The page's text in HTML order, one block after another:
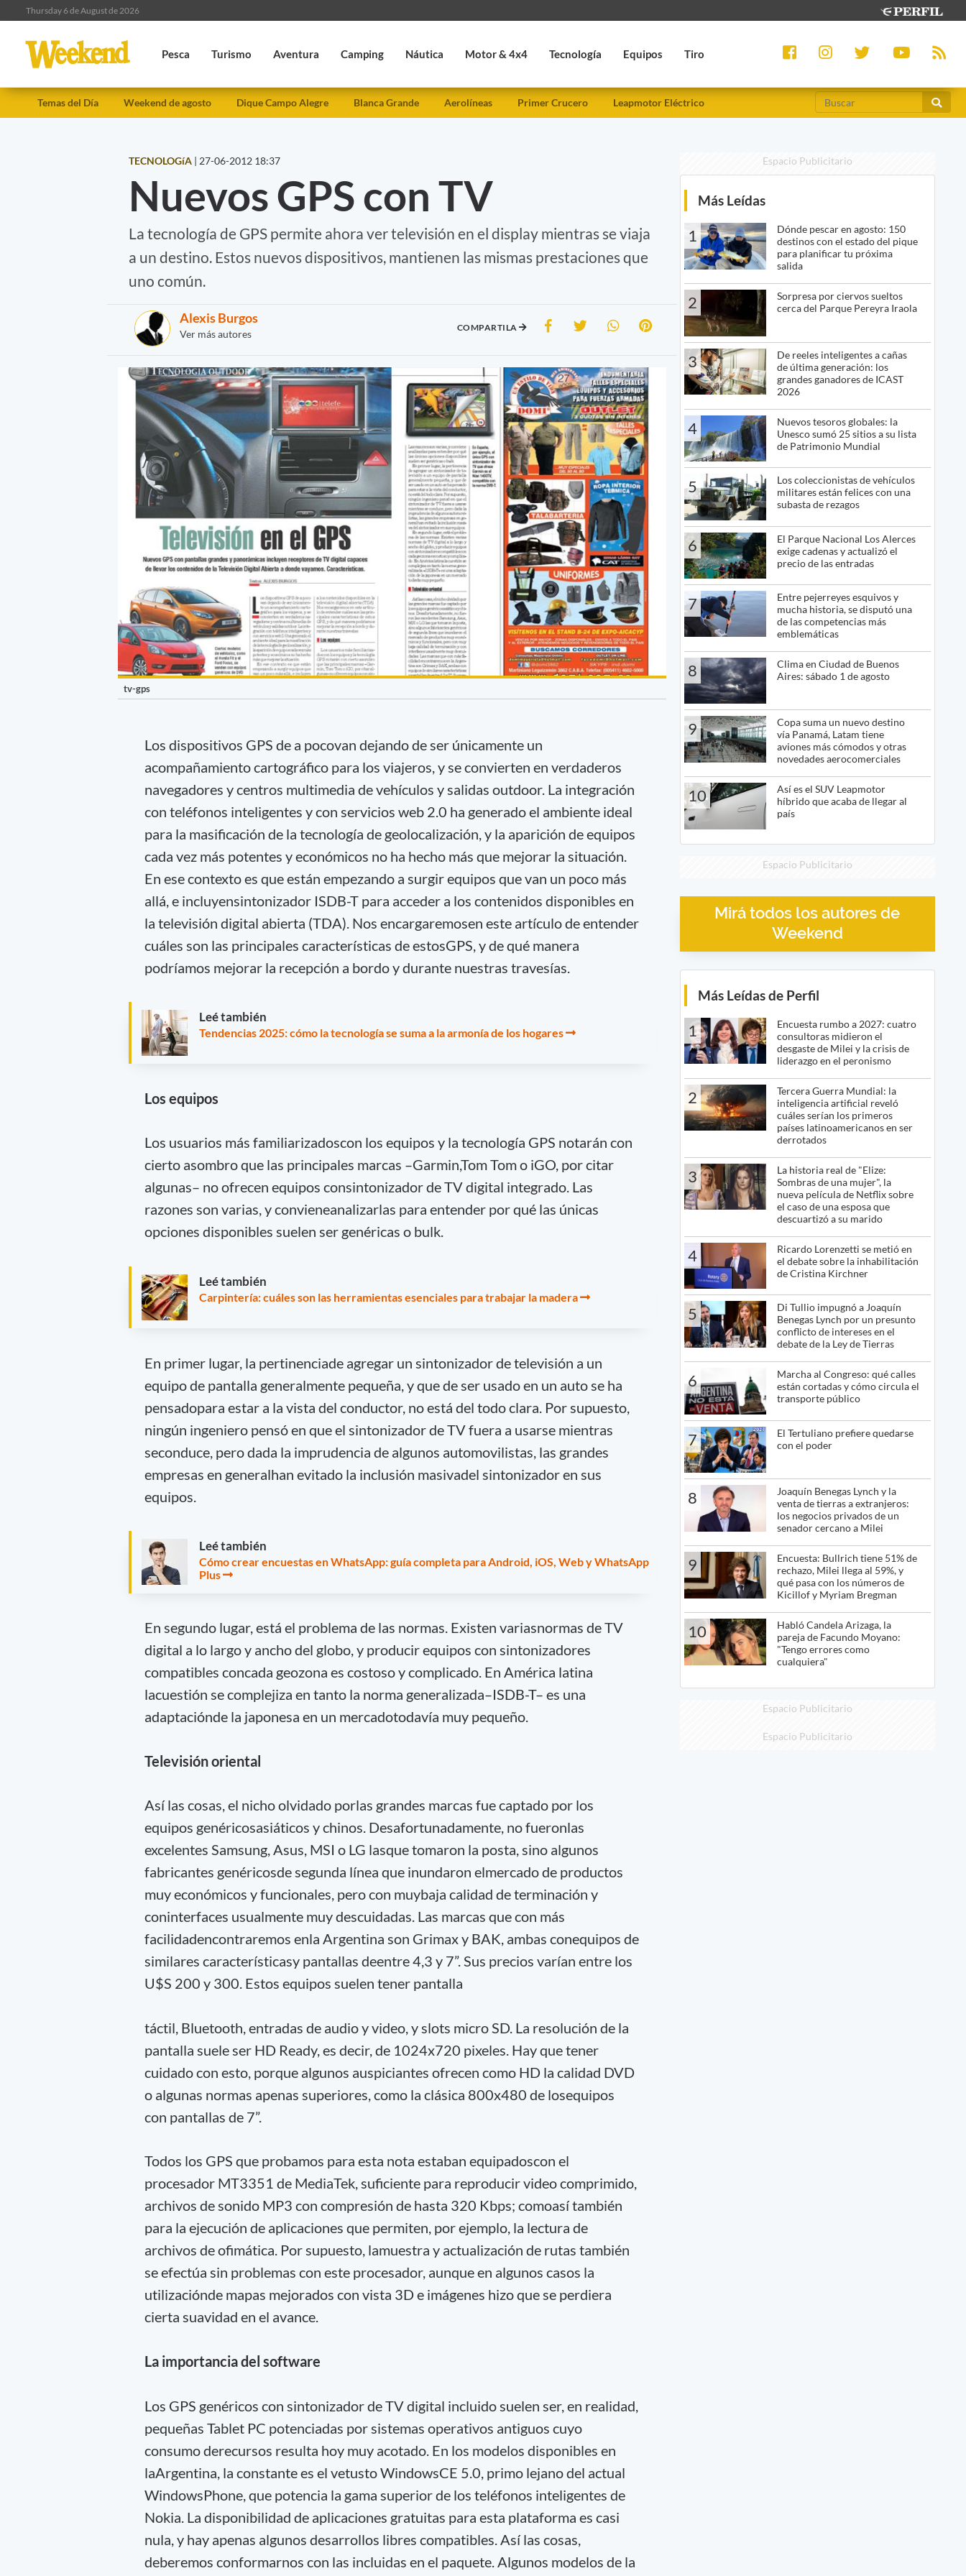
Thursday 6 de August de 2026
Pesca Turismo Aventura Camping Náutica Motor & 4x4 Tecnología Equipos Tiro
Temas del Día Weekend de agosto Dique Campo Alegre Blanca Grande Aerolíneas Primer Crucero Leapmotor Eléctrico
TECNOLOGíA | 27-06-2012 18:37
Nuevos GPS con TV
La tecnología de GPS permite ahora ver televisión en el display mientras se viaja
a un destino. Estos nuevos dispositivos, mantienen las mismas prestaciones que
uno común.
Alexis Burgos
Ver más autores
COMPARTILA
tv-gps
Los dispositivos GPS de a pocovan dejando de ser únicamente un
acompañamiento cartográfico para los viajeros, y se convierten en verdaderos
navegadores y centros multimedia de vehículos y salidas outdoor. La integración
con teléfonos inteligentes y con servicios web 2.0 ha generado el ambiente ideal
para la masificación de la tecnología de geolocalización, y la aparición de equipos
cada vez más potentes y económicos no ha hecho más que mejorar la situación.
En ese contexto es que están empezando a surgir equipos que van un poco más
allá, e incluyensintonizador ISDB-T para acceder a los contenidos disponibles en
la televisión digital abierta (TDA). Nos encargaremosen este artículo de entender
cuáles son las principales características de estosGPS, y de qué manera
podríamos mejorar la recepción a bordo y durante nuestras travesías.
Leé también
Tendencias 2025: cómo la tecnología se suma a la armonía de los hogares
Los equipos
Los usuarios más familiarizadoscon los equipos y la tecnología GPS notarán con
cierto asombro que las principales marcas –Garmin,Tom Tom o iGO, por citar
algunas– no ofrecen equipos consintonizador de TV digital integrado. Las
razones son varias, y convieneanalizarlas para entender por qué las únicas
opciones disponibles suelen ser genéricas o bulk.
Leé también
Carpintería: cuáles son las herramientas esenciales para trabajar la madera
En primer lugar, la pertinenciade agregar un sintonizador de televisión a un
equipo de pantalla generalmente pequeña, y que de ser usado en un auto se ha
pensadopara estar a la vista del conductor, no está del todo clara. Por supuesto,
ningún ingeniero pensó en que el sintonizador de TV fuera a usarse mientras
seconduce, pero dada la imprudencia de algunos automovilistas, las grandes
empresas en generalhan evitado la inclusión masivadel sintonizador en sus
equipos.
Leé también
Cómo crear encuestas en WhatsApp: guía completa para Android, iOS, Web y WhatsApp
Plus
En segundo lugar, está el problema de las normas. Existen variasnormas de TV
digital a lo largo y ancho del globo, y producir equipos con sintonizadores
compatibles concada geozona es costoso y complicado. En América latina
lacuestión se complejiza en tanto la norma generalizada–ISDB-T– es una
adaptaciónde la japonesa en un mercadotodavía muy pequeño.
Televisión oriental
Así las cosas, el nicho olvidado porlas grandes marcas fue captado por los
equipos genéricosasiáticos y chinos. Desafortunadamente, no fueronlas
excelentes Samsung, Asus, MSI o LG lasque tomaron la posta, sino algunos
fabricantes genéricosde segunda línea que inundaron elmercado de productos
muy económicos y funcionales, pero con muybaja calidad de terminación y
coninterfaces usualmente muy descuidadas. Las marcas que con más
facilidadencontraremos enla Argentina son Grimax y BAK, ambas conequipos de
similares característicasy pantallas deentre 4,3 y 7”. Sus precios varían entre los
U$S 200 y 300. Estos equipos suelen tener pantalla
táctil, Bluetooth, entradas de audio y video, y slots micro SD. La resolución de la
pantalla suele ser HD Ready, es decir, de 1024x720 pixeles. Hay que tener
cuidado con esto, porque algunos auspiciantes ofrecen como HD la calidad DVD
o algunas normas apenas superiores, como la clásica 800x480 de losequipos
con pantallas de 7”.
Todos los GPS que probamos para esta nota estaban equipadoscon el
procesador MT3351 de MediaTek, suficiente para reproducir video comprimido,
archivos de sonido MP3 con compresión de hasta 320 Kbps; comoasí también
para la ejecución de aplicaciones que permiten, por ejemplo, la lectura de
archivos de ofimática. Por supuesto, lamuestra y actualización de rutas también
se efectúa sin problemas con este procesador, aunque en algunos casos la
utilizaciónde mapas mejorados con vista 3D e imágenes hizo que se perdiera
cierta suavidad en el avance.
La importancia del software
Los GPS genéricos con sintonizador de TV digital incluido suelen ser, en realidad,
pequeñas Tablet PC potenciadas por sistemas operativos antiguos cuyo
consumo derecursos resulta hoy muy acotado. En los modelos disponibles en
laArgentina, la constante es el vetusto WindowsCE 5.0, primo lejano del actual
WindowsPhone, que potencia la gama superior de los teléfonos inteligentes de
Nokia. La disponibilidad de aplicaciones gratuitas para esta plataforma es casi
nula, y hay apenas algunos desarrollos libres compatibles. Así las cosas,
deberemos conformarnos con las incluidas en el paquete. Algunos modelos de la
Espacio Publicitario
Más Leídas
1
Dónde pescar en agosto: 150
destinos con el estado del pique
para planificar tu próxima
salida
2
Sorpresa por ciervos sueltos
cerca del Parque Pereyra Iraola
3
De reeles inteligentes a cañas
de última generación: los
grandes ganadores de ICAST
2026
4
Nuevos tesoros globales: la
Unesco sumó 25 sitios a su lista
de Patrimonio Mundial
5
Los coleccionistas de vehículos
militares están felices con una
subasta de rezagos
6
El Parque Nacional Los Alerces
exige cadenas y actualizó el
precio de las entradas
7
Entre pejerreyes esquivos y
mucha historia, se disputó una
de las competencias más
emblemáticas
8
Clima en Ciudad de Buenos
Aires: sábado 1 de agosto
9
Copa suma un nuevo destino
vía Panamá, Latam tiene
aviones más cómodos y otras
novedades aerocomerciales
10
Así es el SUV Leapmotor
híbrido que acaba de llegar al
país
Espacio Publicitario
Mirá todos los autores de
Weekend
Más Leídas de Perfil
1
Encuesta rumbo a 2027: cuatro
consultoras midieron el
desgaste de Milei y la crisis de
liderazgo en el peronismo
2
Tercera Guerra Mundial: la
inteligencia artificial reveló
cuáles serían los primeros
países latinoamericanos en ser
derrotados
3
La historia real de "Elize:
Sombras de una mujer", la
nueva película de Netflix sobre
el caso de una esposa que
descuartizó a su marido
4
Ricardo Lorenzetti se metió en
el debate sobre la inhabilitación
de Cristina Kirchner
5
Di Tullio impugnó a Joaquín
Benegas Lynch por un presunto
conflicto de intereses en el
debate de la Ley de Tierras
6
Marcha al Congreso: qué calles
están cortadas y cómo circula el
transporte público
7
El Tertuliano prefiere quedarse
con el poder
8
Joaquín Benegas Lynch y la
venta de tierras a extranjeros:
los negocios privados de un
senador cercano a Milei
9
Encuesta: Bullrich tiene 51% de
rechazo, Milei llega al 59%, y
qué pasa con los números de
Kicillof y Myriam Bregman
10
Habló Candela Arizaga, la
pareja de Facundo Moyano:
"Tengo errores como
cualquiera"
Espacio Publicitario
Espacio Publicitario